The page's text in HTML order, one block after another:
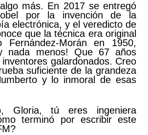
más. En 2017 se entregó
por la invención de la
electrónica, y el veredicto de
que la técnica era original
Fernández-Morán en 1950,
nada menos! Que 67 años
galardonados. Creo
suficiente de la grandeza
y lo inmoral de esas
Gloria, tú eres ingeniera
terminó por escribir este